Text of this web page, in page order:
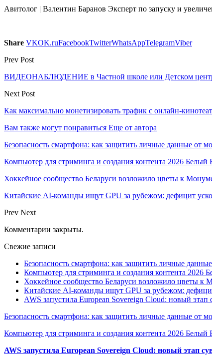
Авитолог | Валентин Баранов Эксперт по запуску и
Share VKOK.ruFacebookTwitterWhatsAppTelegramViber
Prev Post
ВИДЕОНАБЛЮДЕНИЕ в Частной школе или Детском
Next Post
Как максимально монетизировать трафик с онлайн-
Вам также могут понравиться Еще от автора
Безопасность смартфона: как защитить личные данные от
Компьютер для стриминга и создания контента 2026 Белый
Хоккейное сообщество Беларуси возложило цветы к
Китайские AI-команды ищут GPU за рубежом: дефицит
Prev Next
Комментарии закрыты.
Свежие записи
Безопасность смартфона: как защитить личные
Компьютер для стриминга и создания контента 2026
Хоккейное сообщество Беларуси возложило цветы
Китайские AI-команды ищут GPU за рубежом:
AWS запустила European Sovereign Cloud: новый этап
Безопасность смартфона: как защитить личные данные от
Компьютер для стриминга и создания контента 2026 Белый
AWS запустила European Sovereign Cloud: новый этап